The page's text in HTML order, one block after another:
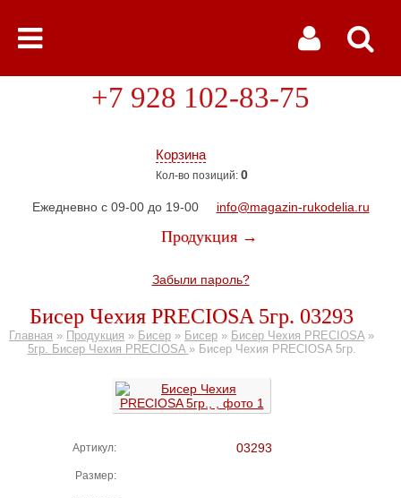
Корзина
Кол-во позиций: 0
+7 928 102-83-75
Ежедневно с 09-00 до 19-00 info@magazin-rukodelia.ru
Продукция →
Забыли пароль?
Бисер Чехия PRECIOSA 5гр. 03293
Главная » Продукция » Бисер » Бисер » Бисер Чехия PRECIOSA»
5гр. Бисер Чехия PRECIOSA » Бисер Чехия PRECIOSA 5гр.
Артикул: 03293
Размер: